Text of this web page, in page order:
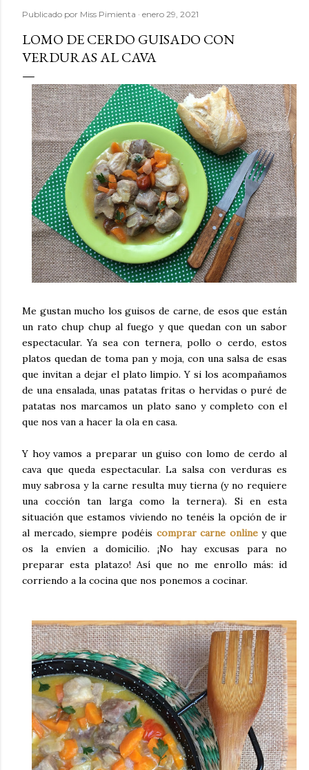
Publicado por Miss Pimienta enero 29, 2021
LOMO DE CERDO GUISADO CON
VERDURAS AL CAVA
Me gustan mucho los guisos de carne, de esos que están
un rato chup chup al fuego y que quedan con un sabor
espectacular. Ya sea con ternera, pollo o cerdo, estos
platos quedan de toma pan y moja, con una salsa de esas
que invitan a dejar el plato limpio. Y si los acompañamos
de una ensalada, unas patatas fritas o hervidas o puré de
patatas nos marcamos un plato sano y completo con el
que nos van a hacer la ola en casa.
Y hoy vamos a preparar un guiso con lomo de cerdo al
cava que queda espectacular. La salsa con verduras es
muy sabrosa y la carne resulta muy tierna (y no requiere
una cocción tan larga como la ternera). Si en esta
situación que estamos viviendo no tenéis la opción de ir
al mercado, siempre podéis comprar carne onliney que
os la envíen a domicilio. ¡No hay excusas para no
preparar esta platazo! Así que no me enrollo más: id
corriendo a la cocina que nos ponemos a cocinar.